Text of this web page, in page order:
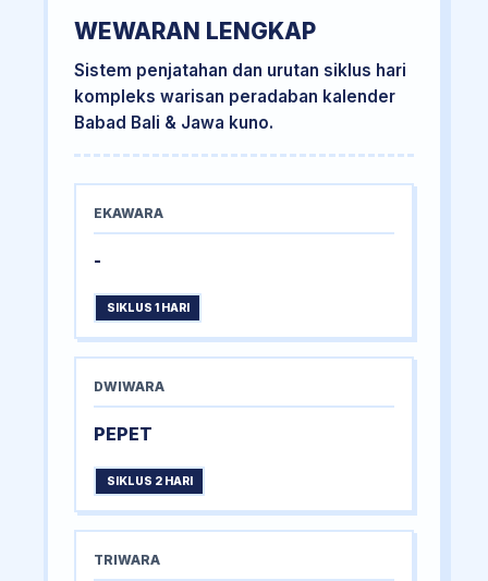
WEWARAN LENGKAP
Sistem penjatahan dan urutan siklus hari
kompleks warisan peradaban kalender
Babad Bali & Jawa kuno.
EKAWARA
-
SIKLUS 1 HARI
DWIWARA
PEPET
SIKLUS 2 HARI
TRIWARA